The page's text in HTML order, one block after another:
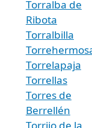
Torralba de
Ribota
Torralbilla
Torrelapaja
Torrellas
Torres de
Berrellén
Torrijo de la